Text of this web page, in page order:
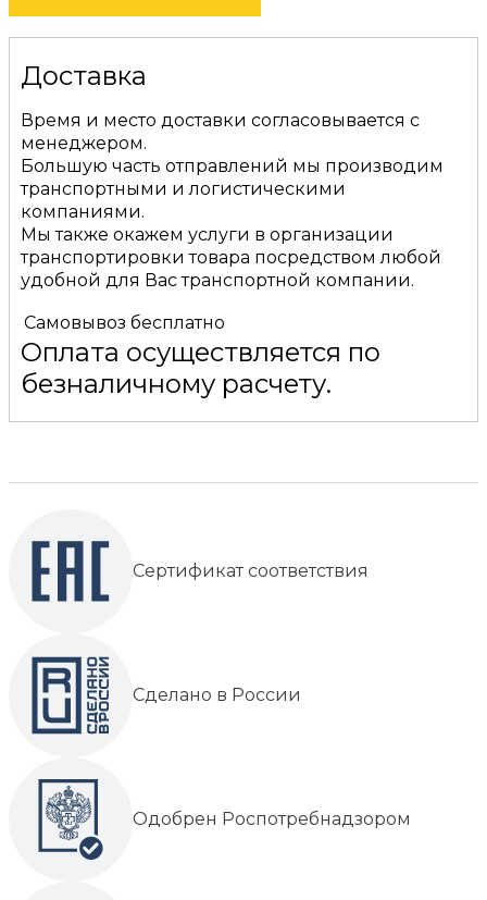
Доставка
Время и место доставки согласовывается с
менеджером.
Большую часть отправлений мы производим
транспортными и логистическими
компаниями.
Мы также окажем услуги в организации
транспортировки товара посредством любой
удобной для Вас транспортной компании.
Самовывоз бесплатно
Оплата осуществляется по
безналичному расчету.
Сертификат соответствия
Сделано в России
Одобрен Роспотребнадзором